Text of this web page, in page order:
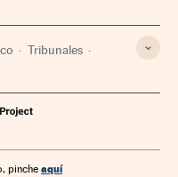
Tribunales
pinche aquí